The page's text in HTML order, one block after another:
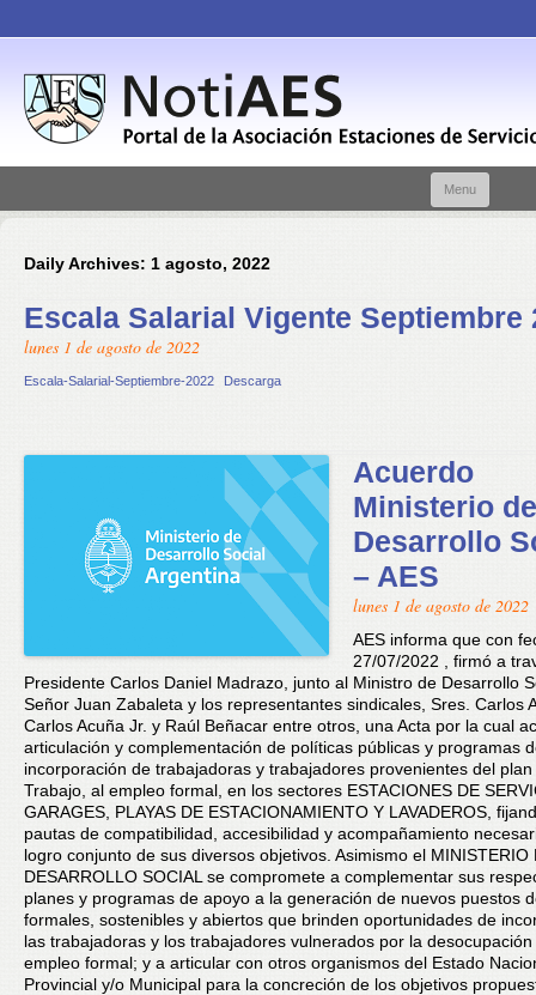
Menu
Daily Archives: 1 agosto, 2022
Escala Salarial Vigente Septiembre
lunes 1 de agosto de 2022
Escala-Salarial-Septiembre-2022 Descarga
Acuerdo
Ministerio de
Desarrollo
– AES
lunes 1 de agosto de 2022
AES informa que con
27/07/2022 , firmó a
Presidente Carlos Daniel Madrazo, junto al Ministro de Desarrollo
Señor Juan Zabaleta y los representantes sindicales, Sres. Carlos
Carlos Acuña Jr. y Raúl Beñacar entre otros, una Acta por la cual
articulación y complementación de políticas públicas y programas
incorporación de trabajadoras y trabajadores provenientes del
Trabajo, al empleo formal, en los sectores ESTACIONES DE
GARAGES, PLAYAS DE ESTACIONAMIENTO Y LAVADEROS,
pautas de compatibilidad, accesibilidad y acompañamiento
logro conjunto de sus diversos objetivos. Asimismo el MINISTERIO
DESARROLLO SOCIAL se compromete a complementar sus
planes y programas de apoyo a la generación de nuevos puestos
formales, sostenibles y abiertos que brinden oportunidades de
las trabajadoras y los trabajadores vulnerados por la
empleo formal; y a articular con otros organismos del Estado
Provincial y/o Municipal para la concreción de los objetivos